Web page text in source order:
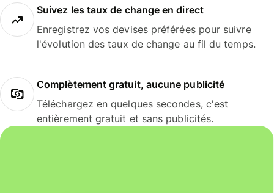
Suivez les taux de change en direct
Enregistrez vos devises préférées pour suivre
l'évolution des taux de change au fil du temps.
Complètement gratuit, aucune publicité
Téléchargez en quelques secondes, c'est
entièrement gratuit et sans publicités.